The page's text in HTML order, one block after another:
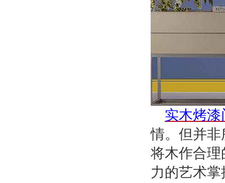
实木烤漆
情。但并
将木作合
力的艺术